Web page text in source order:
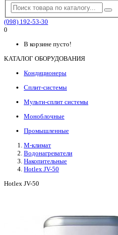
(098) 192-53-30
0
В корзине пусто!
КАТАЛОГ ОБОРУДОВАНИЯ
Кондиционеры
Сплит-системы
Мульти-сплит системы
Моноблочные
Промышленные
М-климат
Водонагреватели
Накопительные
Hotlex JV-50
Hotlex JV-50